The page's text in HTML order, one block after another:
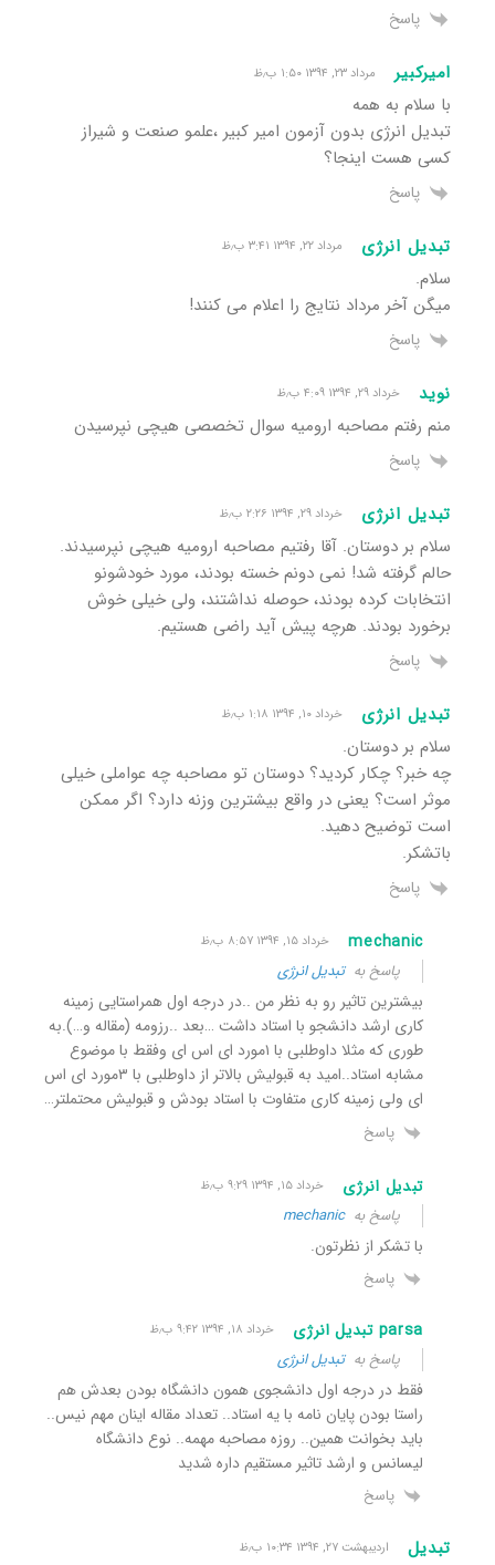
پاسخ
امیرکبیر مرداد ۲۳, ۱۳۹۴ ۱:۵۰ ب٫ظ
با سلام به همه
تبدیل انرژی بدون آزمون امیر کبیر ،علمو صنعت و شیراز
کسی هست اینجا؟
پاسخ
تبدیل انرژی مرداد ۲۲, ۱۳۹۴ ۳:۴۱ ب٫ظ
سلام.
میگن آخر مرداد نتایج را اعلام می کنند!
پاسخ
نوید خرداد ۲۹, ۱۳۹۴ ۴:۰۹ ب٫ظ
منم رفتم مصاحبه ارومیه سوال تخصصی هیچی نپرسیدن
پاسخ
تبدیل انرژی خرداد ۲۹, ۱۳۹۴ ۲:۲۶ ب٫ظ
سلام بر دوستان. آقا رفتیم مصاحبه ارومیه هیچی نپرسیدند.
حالم گرفته شد! نمی دونم خسته بودند، مورد خودشونو
انتخابات کرده بودند، حوصله نداشتند، ولی خیلی خوش
برخورد بودند. هرچه پیش آید راضی هستیم.
پاسخ
تبدیل انرژی خرداد ۱۰, ۱۳۹۴ ۱:۱۸ ب٫ظ
سلام بر دوستان.
چه خبر؟ چکار کردید؟ دوستان تو مصاحبه چه عواملی خیلی
موثر است؟ یعنی در واقع بیشترین وزنه دارد؟ اگر ممکن
است توضیح دهید.
باتشکر.
پاسخ
mechanic خرداد ۱۵, ۱۳۹۴ ۸:۵۷ ب٫ظ
پاسخ بهتبدیل انرژی
بیشترین تاثیر رو به نظر من ..در درجه اول همراستایی زمینه
کاری ارشد دانشجو با استاد داشت …بعد ..رزومه (مقاله و…).به
طوری که مثلا داوطلبی با ۱مورد ای اس ای وفقط با موضوع
مشابه استاد..امید به قبولیش بالاتر از داوطلبی با ۳مورد ای اس
ای ولی زمینه کاری متفاوت با استاد بودش و قبولیش محتملتر…
پاسخ
تبدیل انرژی خرداد ۱۵, ۱۳۹۴ ۹:۲۹ ب٫ظ
پاسخ بهmechanic
با تشکر از نظرتون.
پاسخ
parsa تبدیل انرژی خرداد ۱۸, ۱۳۹۴ ۹:۴۲ ب٫ظ
پاسخ بهتبدیل انرژی
فقط در درجه اول دانشجوی همون دانشگاه بودن بعدش هم
راستا بودن پایان نامه با یه استاد.. تعداد مقاله اینان مهم نیس..
باید بخوانت همین.. روزه مصاحبه مهمه.. نوع دانشگاه
لیسانس و ارشد تاثیر مستقیم داره شدید
پاسخ
تبدیل اردیبهشت ۲۷, ۱۳۹۴ ۱۰:۳۴ ب٫ظ